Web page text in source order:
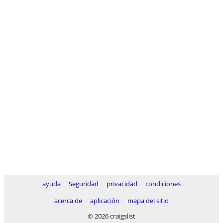
ayuda Seguridad privacidad
condiciones
acerca de
aplicación
mapa del sitio
© 2026 craigslist